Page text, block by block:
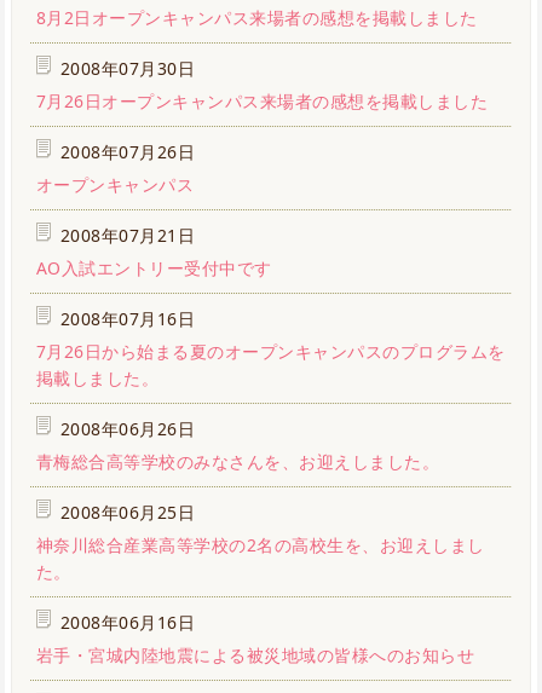
8月2日オープンキャンパス来場者の感想を掲載しました
2008年07月30日
7月26日オープンキャンパス来場者の感想を掲載しました
2008年07月26日
オープンキャンパス
2008年07月21日
AO入試エントリー受付中です
2008年07月16日
7月26日から始まる夏のオープンキャンパスのプログラムを
掲載しました。
2008年06月26日
青梅総合高等学校のみなさんを、お迎えしました。
2008年06月25日
神奈川総合産業高等学校の2名の高校生を、お迎えしまし
た。
2008年06月16日
岩手・宮城内陸地震による被災地域の皆様へのお知らせ